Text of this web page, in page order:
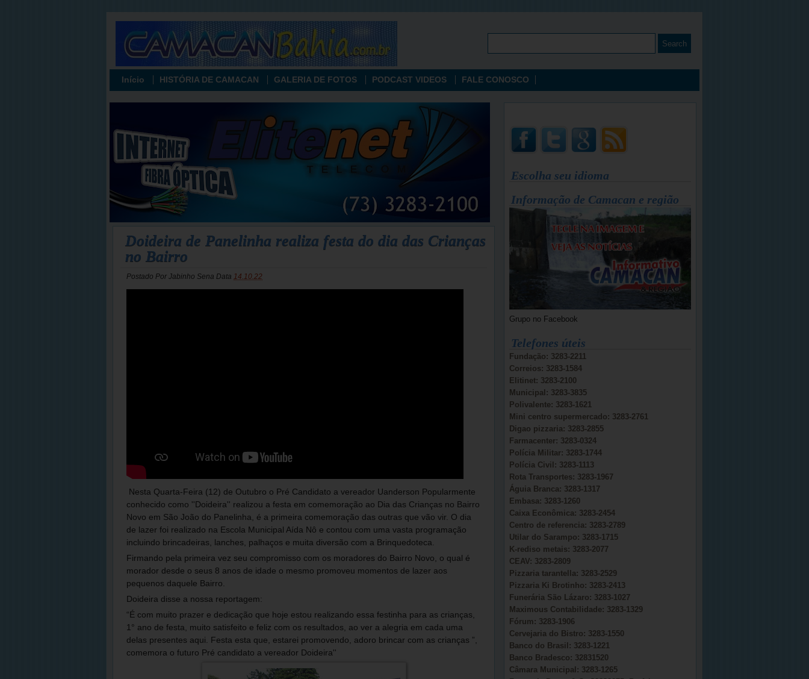
Início HISTÓRIA DE CAMACAN GALERIA DE FOTOS PODCAST VIDEOS FALE CONOSCO
Doideira de Panelinha realiza festa do dia das Crianças
no Bairro
Postado Por Jabinho Sena Data 14.10.22
Nesta Quarta-Feira (12) de Outubro o Pré Candidato a vereador Uanderson Popularmente
conhecido como ''Doideira'' realizou a festa em comemoração ao Dia das Crianças no Bairro
Novo em São João do Panelinha, é a primeira comemoração das outras que vão vir. O dia
de lazer foi realizado na Escola Municipal Aída Nô e contou com uma vasta programação
incluindo brincadeiras, lanches, palhaços e muita diversão com a Brinquedoteca.
Firmando pela primeira vez seu compromisso com os moradores do Bairro Novo, o qual é
morador desde o seus 8 anos de idade o mesmo promoveu momentos de lazer aos
pequenos daquele Bairro.
Doideira disse a nossa reportagem:
“É com muito prazer e dedicação que hoje estou realizando essa festinha para as crianças,
1° ano de festa, muito satisfeito e feliz com os resultados, ao ver a alegria em cada uma
delas presentes aqui. Festa esta que, estarei promovendo, adoro brincar com as crianças ”,
comemora o futuro Pré candidato a vereador Doideira''
Escolha seu idioma
Informação de Camacan e região
Grupo no Facebook
Telefones úteis
Fundação: 3283-2211
Correios: 3283-1584
Elitinet: 3283-2100
Municipal: 3283-3835
Polivalente: 3283-1621
Mini centro supermercado: 3283-2761
Digao pizzaria: 3283-2855
Farmacenter: 3283-0324
Polícia Militar: 3283-1744
Polícia Civil: 3283-1113
Rota Transportes: 3283-1967
Águia Branca: 3283-1317
Embasa: 3283-1260
Caixa Econômica: 3283-2454
Centro de referencia: 3283-2789
Utilar do Sarampo: 3283-1715
K-rediso metais: 3283-2077
CEAV: 3283-2809
Pizzaria tarantella: 3283-2529
Pizzaria Ki Brotinho: 3283-2413
Funerária São Lázaro: 3283-1027
Maximous Contabilidade: 3283-1329
Fórum: 3283-1906
Cervejaria do Bistro: 3283-1550
Banco do Brasil: 3283-1221
Banco Bradesco: 32831520
Câmara Municipal: 3283-1265